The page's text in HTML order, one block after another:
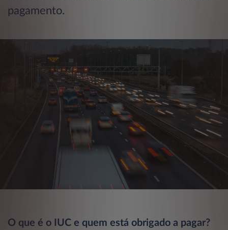
pagamento.
O que é o IUC e quem está obrigado a pagar?